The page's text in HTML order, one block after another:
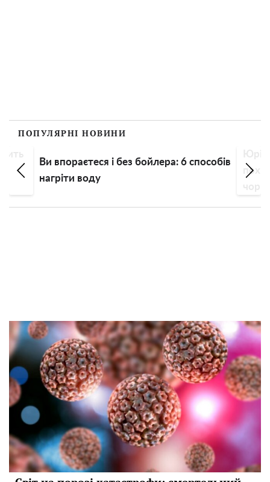
ПОПУЛЯРНІ НОВИНИ
Ви впораєтеся і без бойлера: 6 способів
нагріти воду